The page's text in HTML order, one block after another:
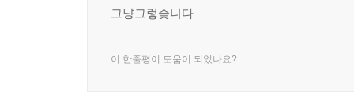
그냥그렇슺니다
이 한줄평이 도움이 되었나요?